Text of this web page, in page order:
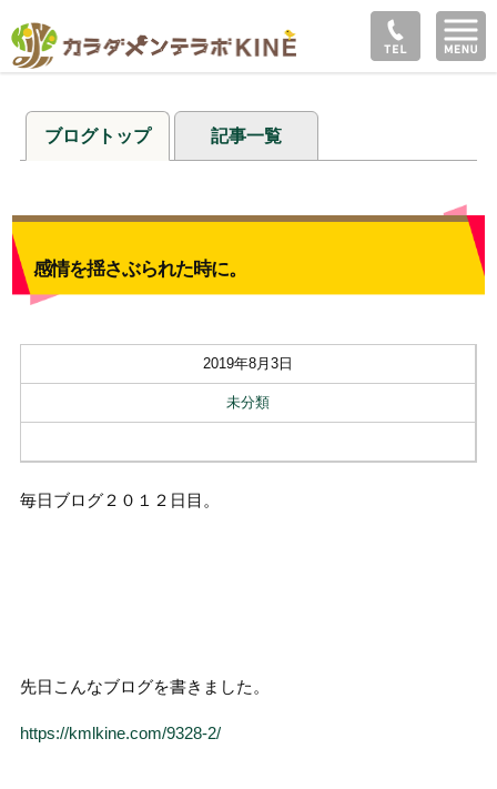
ブログトップ 記事一覧
感情を揺さぶられた時に。
2019年8月3日
未分類
毎日ブログ２０１２日目。
先日こんなブログを書きました。
https://kmlkine.com/9328-2/